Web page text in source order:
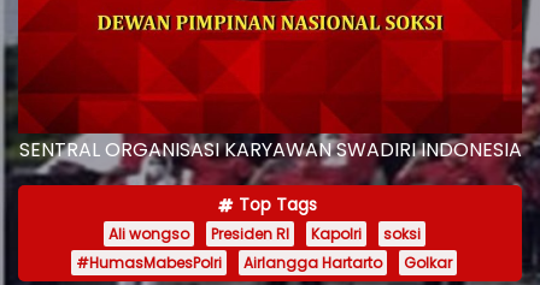
SENTRAL ORGANISASI KARYAWAN SWADIRI INDONESIA
Top Tags
Ali wongso Presiden RI Kapolri
soksi
#HumasMabesPolri
Airlangga Hartarto Golkar